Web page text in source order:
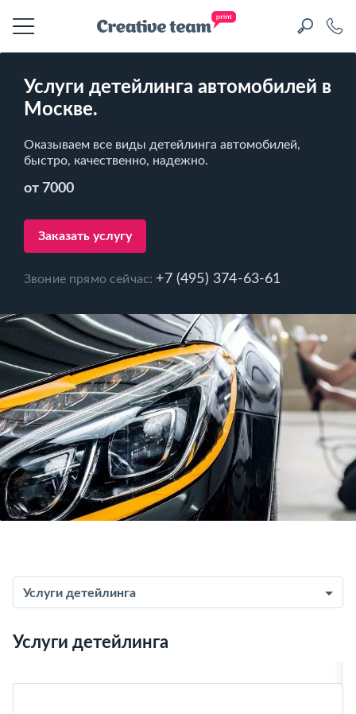
Услуги детейлинга автомобилей в
Москве.
Оказываем все виды детейлинга автомобилей,
быстро, качественно, надежно.
от 7000
Заказать услугу
Звоние прямо сейчас: +7 (495) 374-63-61
Услуги детейлинга
Услуги детейлинга